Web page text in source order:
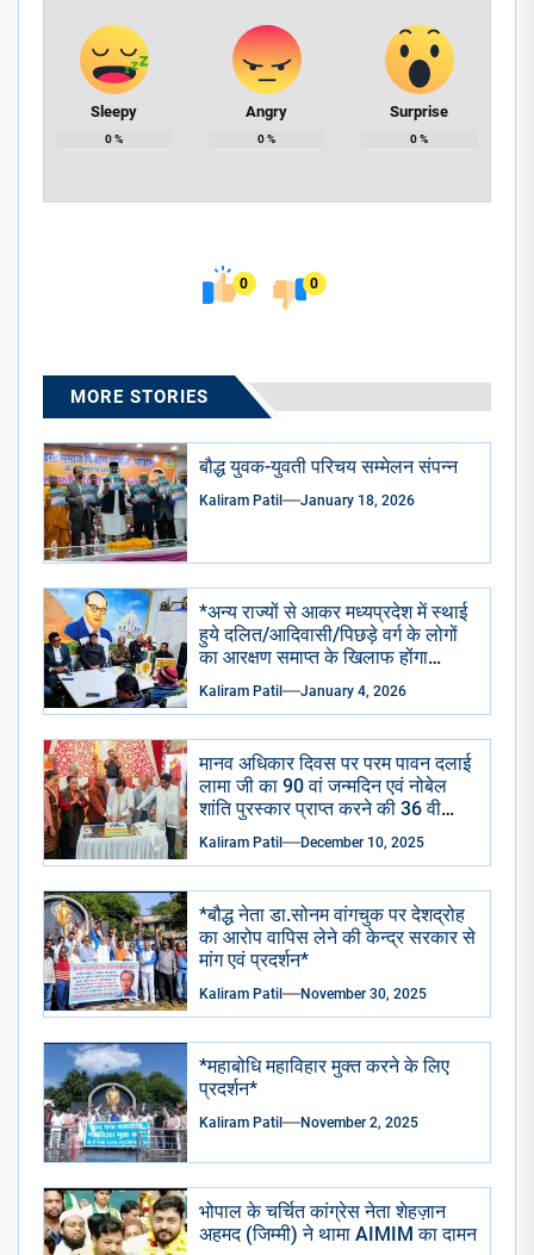
Sleepy
0%
Angry
0%
Surprise
0%
0 0
MORE STORIES
बौद्ध युवक-युवती परिचय सम्मेलन संपन्न
Kaliram Patil January 18, 2026
*अन्य राज्यों से आकर मध्यप्रदेश में स्थाई
हुये दलित/आदिवासी/पिछड़े वर्ग के लोगों
का आरक्षण समाप्त के खिलाफ होंगा
आंदोलन*
Kaliram Patil January 4, 2026
मानव अधिकार दिवस पर परम पावन दलाई
लामा जी का 90 वां जन्मदिन एवं नोबेल
शांति पुरस्कार प्राप्त करने की 36 वी
वर्षगांठ मनाई गई
Kaliram Patil December 10, 2025
*बौद्ध नेता डा.सोनम वांगचुक पर देशद्रोह
का आरोप वापिस लेने की केन्द्र सरकार से
मांग एवं प्रदर्शन*
Kaliram Patil November 30, 2025
*महाबोधि महाविहार मुक्त करने के लिए
प्रदर्शन*
Kaliram Patil November 2, 2025
भोपाल के चर्चित कांग्रेस नेता शेहज़ान
अहमद (जिम्मी) ने थामा AIMIM का दामन